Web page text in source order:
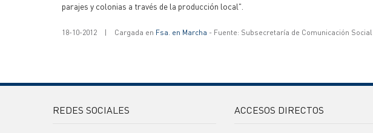
parajes y colonias a través de la producción local".
18-10-2012 | Cargada en Fsa. en Marcha - Fuente: Subsecretaría de Comunicación Social
REDES SOCIALES ACCESOS DIRECTOS